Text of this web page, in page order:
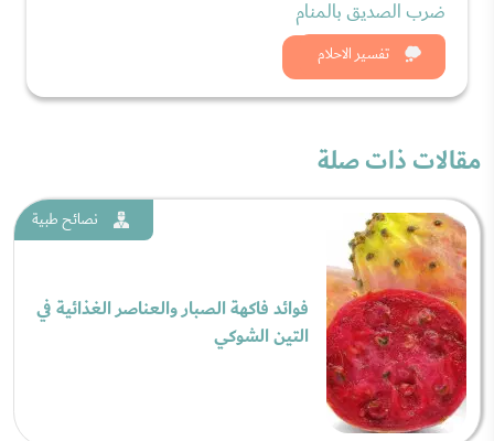
تفسير الاحلام
ضرب الصديق بالمنام
شاهد الان
مقالات ذات صلة
نصائح طبية
فوائد فاكهة الصبار والعناصر الغذائية في
التين الشوكي